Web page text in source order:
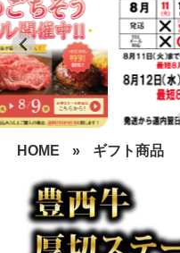
HOME » ギフト商品